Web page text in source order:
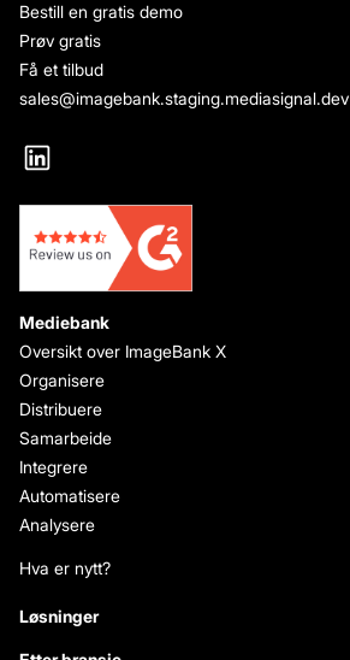
Bestill en gratis demo
Prøv gratis
Få et tilbud
sales@imagebank.staging.mediasignal.dev
Mediebank
Oversikt over ImageBank X
Organisere
Distribuere
Samarbeide
Integrere
Automatisere
Analysere
Hva er nytt?
Løsninger